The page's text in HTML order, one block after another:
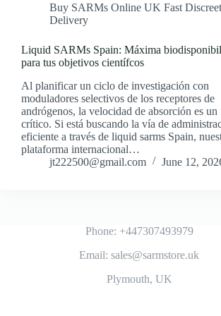
Buy SARMs Online UK Fast Discreet
Delivery
Liquid SARMs Spain: Máxima
para tus objetivos científcos
Al planificar un ciclo de investigación con
moduladores selectivos de los receptores de
andrógenos, la velocidad de absorción es un
crítico. Si está buscando la vía de
eficiente a través de liquid sarms Spain,
plataforma internacional…
jt222500@gmail.com
June 12,
Phone: +447307493979
Email: sales@sarmstore.uk
Plymouth, UK